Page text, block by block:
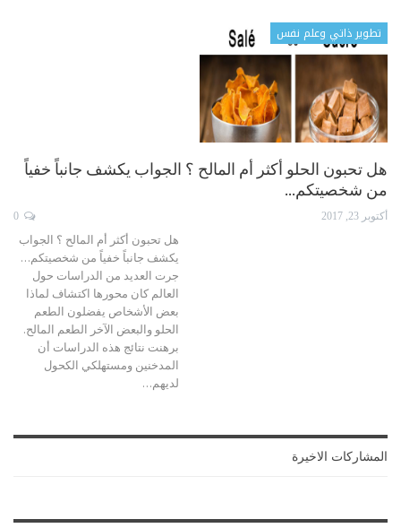
تطوير ذاتي وعلم نفس
هل تحبون الحلو أكثر أم المالح ؟ الجواب يكشف جانباً خفياً
من شخصيتكم…
أكتوبر 23, 2017
هل تحبون أكثر أم المالح ؟ الجواب
يكشف جانباً خفياً من شخصيتكم…
جرت العديد من الدراسات حول
العالم كان محورها اكتشاف لماذا
بعض الأشخاص يفضلون الطعم
الحلو والبعض الآخر الطعم المالح.
برهنت نتائج هذه الدراسات أن
المدخنين ومستهلكي الكحول
لديهم…
المشاركات الاخيرة